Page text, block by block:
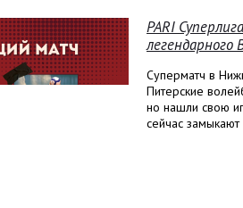
PARI
легендарного
Суперматч в
Питерские
но нашли свою
сейчас